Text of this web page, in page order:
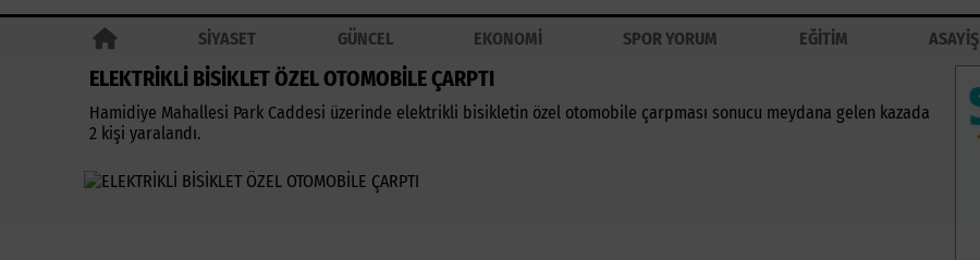
SİYASET GÜNCEL EKONOMİ SPOR YORUM EĞİTİM ASAYİŞ
ELEKTRİKLİ BİSİKLET ÖZEL OTOMOBİLE ÇARPTI
Hamidiye Mahallesi Park Caddesi üzerinde elektrikli bisikletin özel otomobile çarpması sonucu meydana gelen kazada
2 kişi yaralandı.